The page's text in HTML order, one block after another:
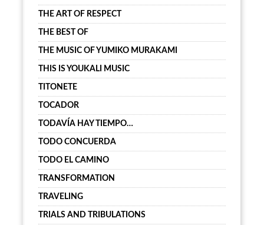
THE ART OF RESPECT
THE BEST OF
THE MUSIC OF YUMIKO MURAKAMI
THIS IS YOUKALI MUSIC
TITONETE
TOCADOR
TODAVÍA HAY TIEMPO…
TODO CONCUERDA
TODO EL CAMINO
TRANSFORMATION
TRAVELING
TRIALS AND TRIBULATIONS